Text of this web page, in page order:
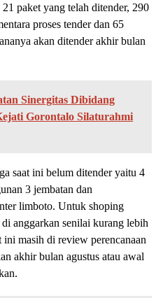
paket yang telah ditender, 290
proses tender dan 65
akan ditender akhir bulan
Sinergitas Dibidang
Gorontalo Silaturahmi
saat ini belum ditender yaitu 4
3 jembatan dan
limboto. Untuk shoping
anggarkan senilai kurang lebih
masih di review perencanaan
akhir bulan agustus atau awal